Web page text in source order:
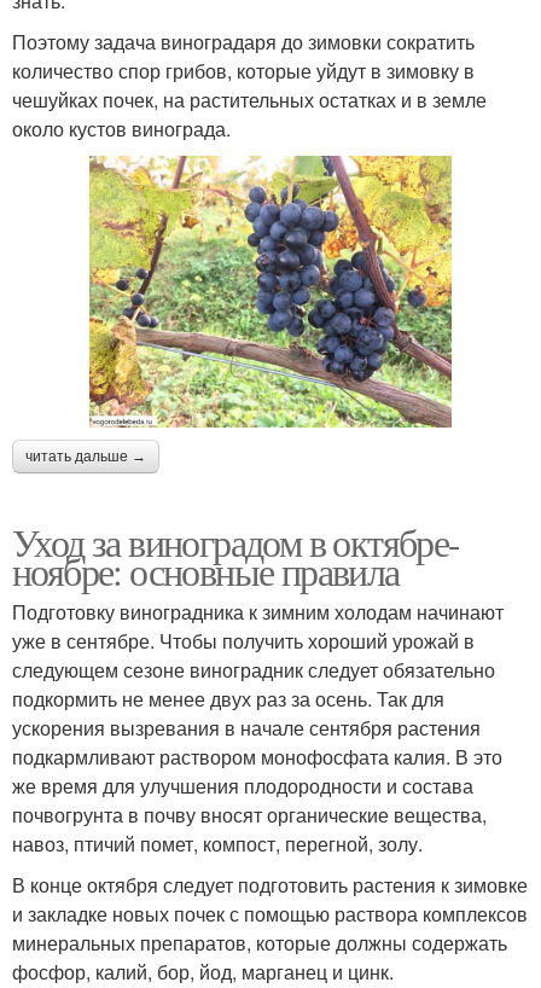
Поэтому задача виноградаря до зимовки сократить
количество спор грибов, которые уйдут в зимовку в
чешуйках почек, на растительных остатках и в земле
около кустов винограда.
читать дальше →
Уход за виноградом в октябре-
ноябре: основные правила
Подготовку виноградника к зимним холодам начинают
уже в сентябре. Чтобы получить хороший урожай в
следующем сезоне виноградник следует обязательно
подкормить не менее двух раз за осень. Так для
ускорения вызревания в начале сентября растения
подкармливают раствором монофосфата калия. В это
же время для улучшения плодородности и состава
почвогрунта в почву вносят органические вещества,
навоз, птичий помет, компост, перегной, золу.
В конце октября следует подготовить растения к зимовке
и закладке новых почек с помощью раствора комплексов
минеральных препаратов, которые должны содержать
фосфор, калий, бор, йод, марганец и цинк.